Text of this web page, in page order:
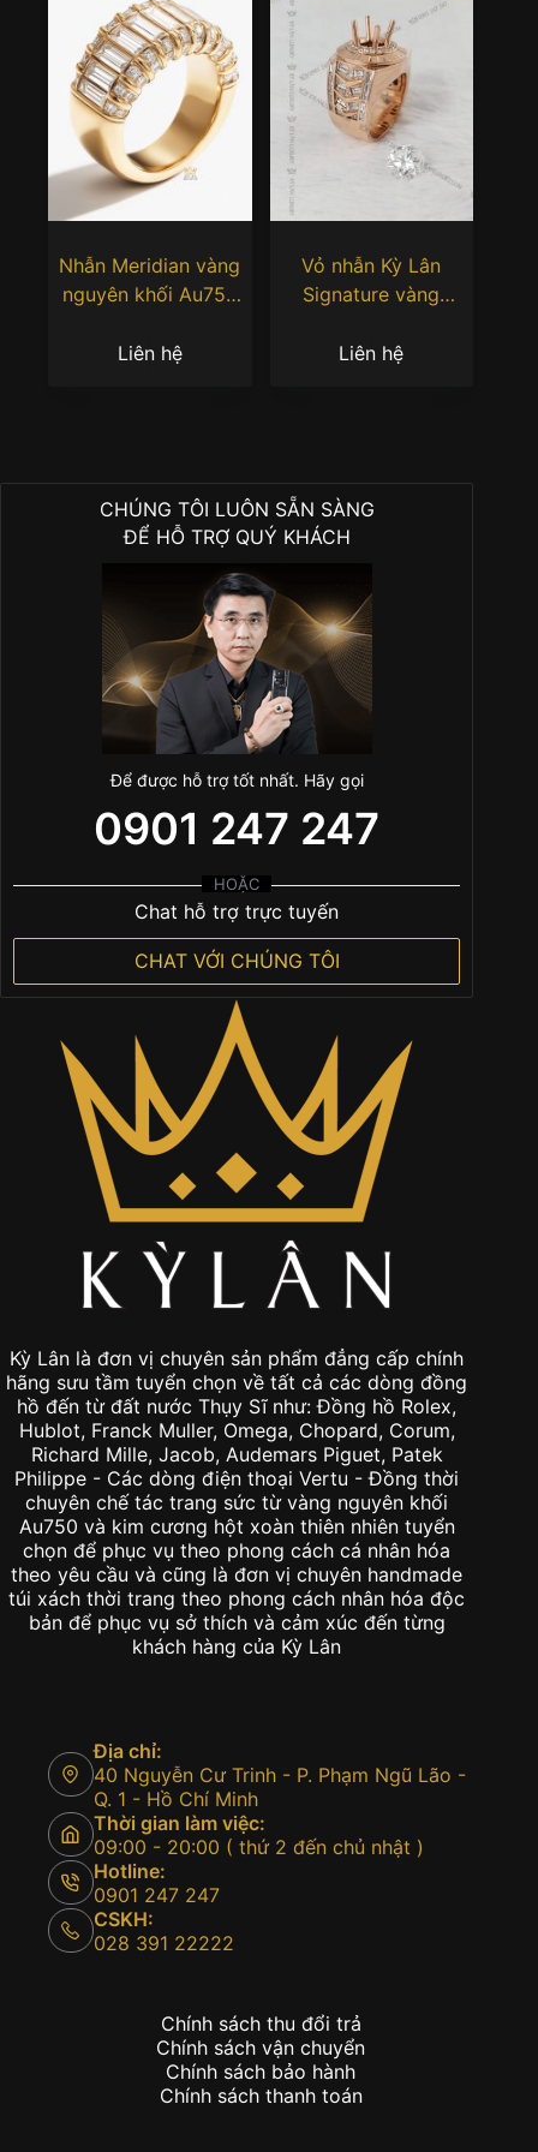
Nhẫn Meridian vàng
nguyên khối Au750
Liên hệ
Vỏ nhẫn Kỳ Lân
Signature vàng
Au750 đính kim
Liên hệ
CHÚNG TÔI LUÔN SẴN SÀNG
ĐỂ HỖ TRỢ QUÝ KHÁCH
Để được hỗ trợ tốt nhất. Hãy gọi
0901 247 247
HOẶC
Chat hỗ trợ trực tuyến
CHAT VỚI CHÚNG TÔI
Kỳ Lân là đơn vị chuyên sản phẩm đẳng cấp chính
hãng sưu tầm tuyển chọn về tất cả các dòng đồng
hồ đến từ đất nước Thụy Sĩ như: Đồng hồ Rolex,
Hublot, Franck Muller, Omega, Chopard, Corum,
Richard Mille, Jacob, Audemars Piguet, Patek
Philippe - Các dòng điện thoại Vertu - Đồng thời
chuyên chế tác trang sức từ vàng nguyên khối
Au750 và kim cương hột xoàn thiên nhiên tuyển
chọn để phục vụ theo phong cách cá nhân hóa
theo yêu cầu và cũng là đơn vị chuyên handmade
túi xách thời trang theo phong cách nhân hóa độc
bản để phục vụ sở thích và cảm xúc đến từng
khách hàng của Kỳ Lân
Địa chỉ:
40 Nguyễn Cư Trinh - P. Phạm Ngũ Lão -
Q. 1 - Hồ Chí Minh
Thời gian làm việc:
09:00 - 20:00 ( thứ 2 đến chủ nhật )
Hotline:
0901 247 247
CSKH:
028 391 22222
Chính sách thu đổi trả
Chính sách vận chuyển
Chính sách bảo hành
Chính sách thanh toán